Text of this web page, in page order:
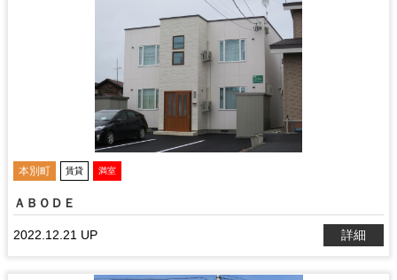
本別町 賃貸 満室
ＡＢＯＤＥ
2022.12.21 UP 詳細